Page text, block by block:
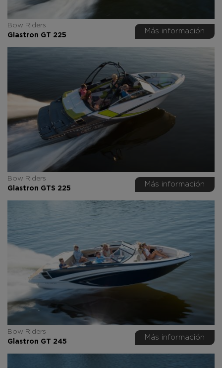
Bow Riders
Glastron GT 225
Más información
Bow Riders
Glastron GTS 225
Más información
Bow Riders
Glastron GT 245
Más información